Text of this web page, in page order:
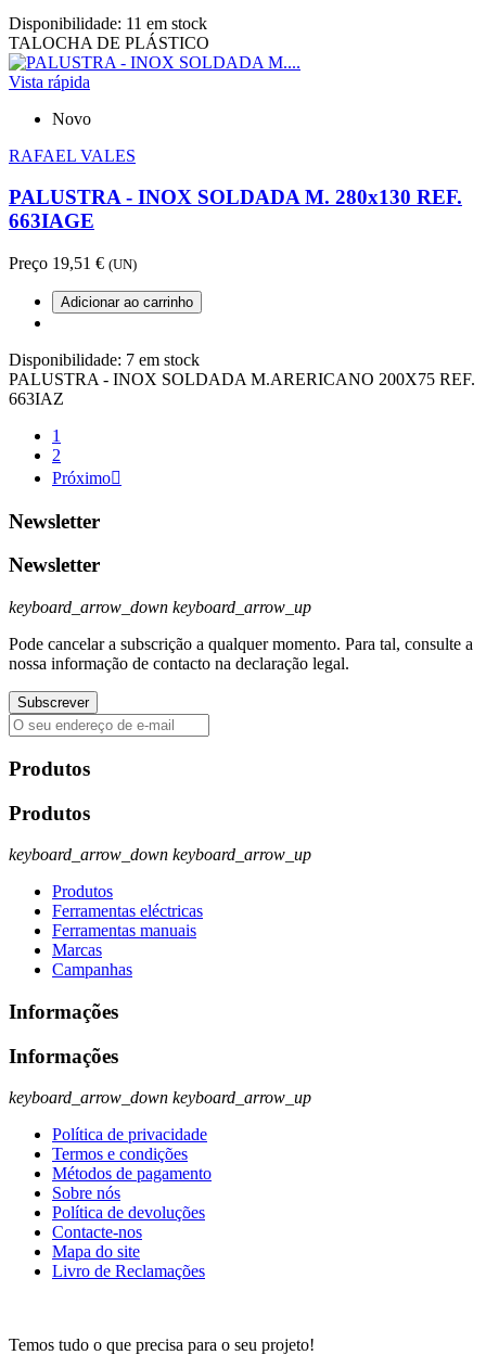
Disponibilidade: 11 em stock
TALOCHA DE PLÁSTICO
Vista rápida
Novo
RAFAEL VALES
PALUSTRA - INOX SOLDADA M. 280x130 REF.
663IAGE
Preço 19,51 € (UN)
Adicionar ao carrinho
Disponibilidade: 7 em stock
PALUSTRA - INOX SOLDADA M.ARERICANO 200X75 REF.
663IAZ
1
2
Próximo
Newsletter
Newsletter
keyboard_arrow_down keyboard_arrow_up
Pode cancelar a subscrição a qualquer momento. Para tal, consulte a
nossa informação de contacto na declaração legal.
Produtos
Produtos
keyboard_arrow_down keyboard_arrow_up
Produtos
Ferramentas eléctricas
Ferramentas manuais
Marcas
Campanhas
Informações
Informações
keyboard_arrow_down keyboard_arrow_up
Política de privacidade
Termos e condições
Métodos de pagamento
Sobre nós
Política de devoluções
Contacte-nos
Mapa do site
Livro de Reclamações
Temos tudo o que precisa para o seu projeto!